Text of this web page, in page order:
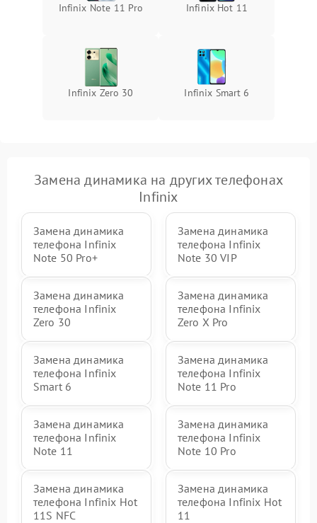
Infinix Note 11 Pro Infinix Hot 11
Infinix Zero 30 Infinix Smart 6
Замена динамика на других телефонах
Infinix
Замена динамика
телефона Infinix
Note 50 Pro+
Замена динамика
телефона Infinix
Note 30 VIP
Замена динамика
телефона Infinix
Zero 30
Замена динамика
телефона Infinix
Zero X Pro
Замена динамика
телефона Infinix
Smart 6
Замена динамика
телефона Infinix
Note 11 Pro
Замена динамика
телефона Infinix
Note 11
Замена динамика
телефона Infinix
Note 10 Pro
Замена динамика
телефона Infinix Hot
11S NFC
Замена динамика
телефона Infinix Hot
11